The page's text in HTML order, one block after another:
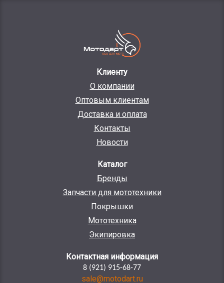
Клиенту
О компании
Оптовым клиентам
Доставка и оплата
Контакты
Новости
Каталог
Бренды
Запчасти для мототехники
Покрышки
Мототехника
Экипировка
Контактная информация
8 (921) 915-68-77
sale@motodart.ru